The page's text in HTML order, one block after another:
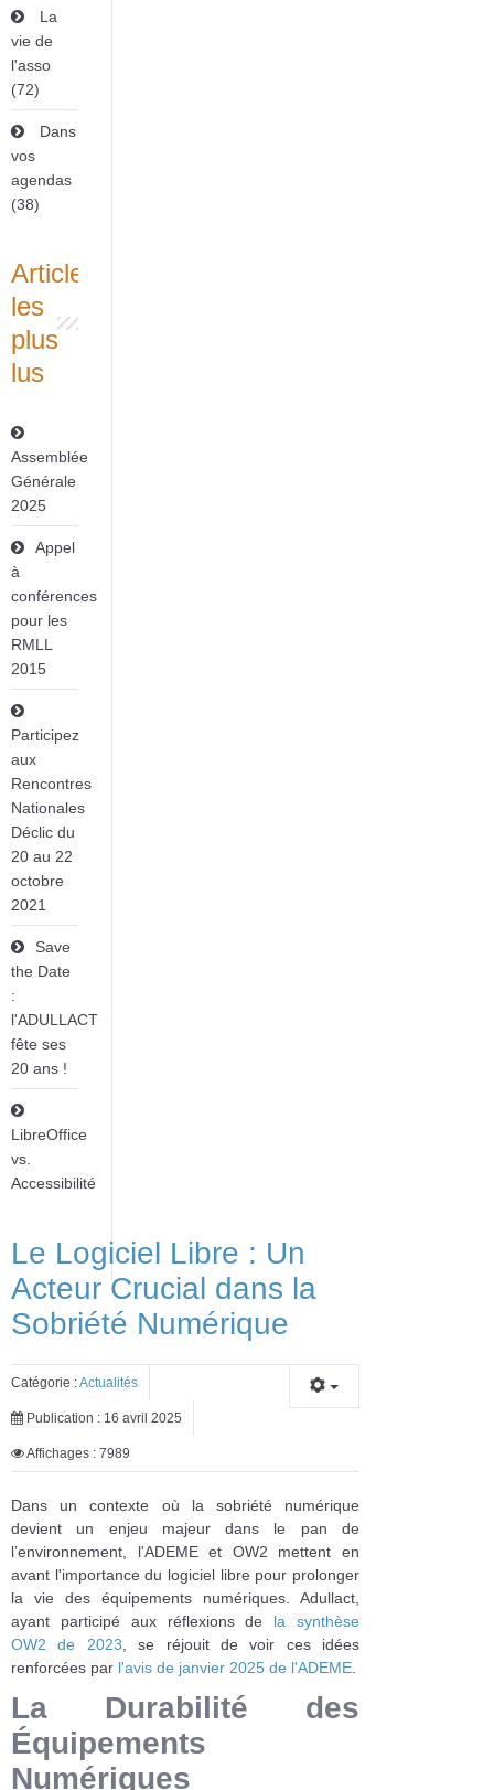
La
vie de
l'asso
(72)
Dans
vos
agendas
(38)
Articles
les
plus
lus
Assemblée
Générale
2025
Appel
à
conférences
pour les
RMLL
2015
Participez
aux
Rencontres
Nationales
Déclic du
20 au 22
octobre
2021
Save
the Date
:
l'ADULLACT
fête ses
20 ans !
LibreOffice
vs.
Accessibilité
Le Logiciel Libre : Un
Acteur Crucial dans la
Sobriété Numérique
Catégorie :Actualités
Publication : 16 avril 2025
Affichages : 7989
Dans un contexte où la sobriété numérique
devient un enjeu majeur dans le pan de
l’environnement, l'ADEME et OW2 mettent en
avant l'importance du logiciel libre pour prolonger
la vie des équipements numériques. Adullact,
ayant participé aux réflexions de la synthèse
OW2 de 2023 , se réjouit de voir ces idées
renforcées par l'avis de janvier 2025 de l'ADEME
La Durabilité des
Équipements
Numériques